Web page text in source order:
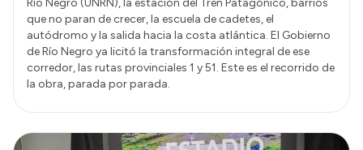
Río Negro (UNRN), la estación del Tren Patagónico, barrios
que no paran de crecer, la escuela de cadetes, el
autódromo y la salida hacia la costa atlántica. El Gobierno
de Río Negro ya licitó la transformación integral de ese
corredor, las rutas provinciales 1 y 51. Este es el recorrido de
la obra, parada por parada.